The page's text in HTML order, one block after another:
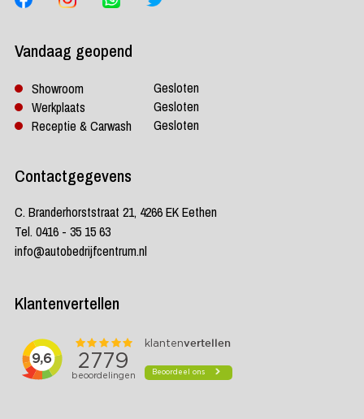
Vandaag geopend
Showroom
Gesloten
Werkplaats
Gesloten
Receptie & Carwash
Gesloten
Contactgegevens
C. Branderhorststraat 21, 4266 EK Eethen
Tel. 0416 - 35 15 63
info@autobedrijfcentrum.nl
Klantenvertellen